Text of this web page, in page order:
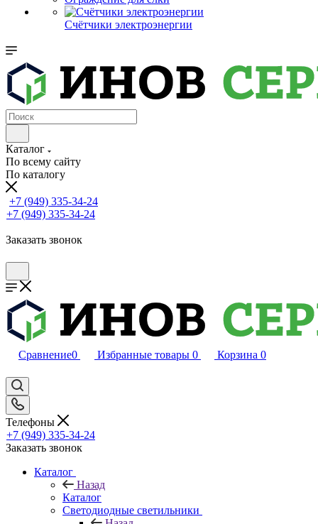
Счётчики электроэнергии
Каталог
По всему сайту
По каталогу
+7 (949) 335-34-24
+7 (949) 335-34-24
Заказать звонок
Сравнение0 Избранные товары 0 Корзина 0
Телефоны
+7 (949) 335-34-24
Заказать звонок
Каталог
Назад
Каталог
Светодиодные светильники